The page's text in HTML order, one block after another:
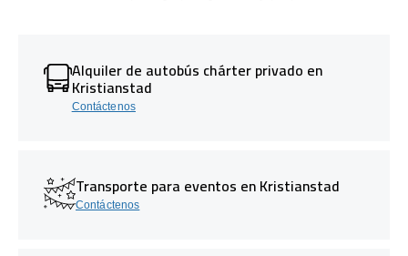
Alquiler de autobús chárter privado en
Kristianstad
Contáctenos
Transporte para eventos en Kristianstad
Contáctenos